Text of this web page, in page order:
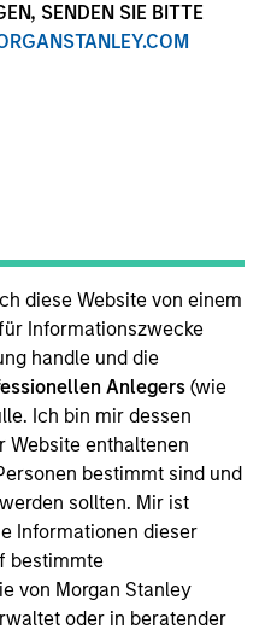
SENDEN SIE BITTE
diese Website von einem
Informationszwecke
handle und die
Anlegers(wie
Ich bin mir dessen
Website enthaltenen
bestimmt sind und
sollten. Mir ist
Informationen dieser
bestimmte
von Morgan Stanley
oder in beratender
and across the capital
opportunistic capital
asset classes,
market
a portfolio of
by the usual